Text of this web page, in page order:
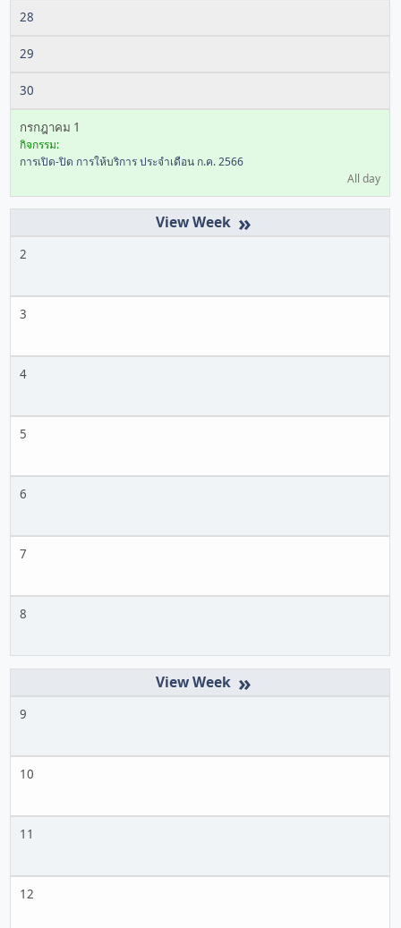
28
29
30
กรกฎาคม 1
กิจกรรม:
การเปิด-ปิด การให้บริการ ประจำเดือน ก.ค. 2566
All day
»
2
3
4
5
6
7
8
»
9
10
11
12